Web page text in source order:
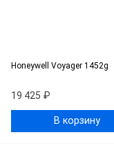
Honeywell Voyager 1452g
19 425 ₽
В корзину